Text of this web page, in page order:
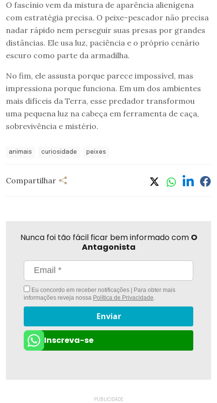
O fascínio vem da mistura de aparência alienígena
com estratégia precisa. O peixe-pescador não precisa
nadar rápido nem perseguir suas presas por grandes
distâncias. Ele usa luz, paciência e o próprio cenário
escuro como parte da armadilha.
No fim, ele assusta porque parece impossível, mas
impressiona porque funciona. Em um dos ambientes
mais difíceis da Terra, esse predador transformou
uma pequena luz na cabeça em ferramenta de caça,
sobrevivência e mistério.
animais curiosidade peixes
Compartilhar
Nunca foi tão fácil ficar bem informado com O
Antagonista
Eu concordo em receber notificações | Para obter mais
informações reveja nossa Política de Privacidade
Enviar
Inscreva-se